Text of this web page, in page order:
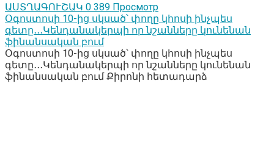
ԱՍՏՂԱԳՈՒՇԱԿ 0 389 Просмотр
Օգոստոսի 10-ից սկսած՝ փողը կհոսի ինչպես
գետը․․․Կենդանակերպի որ նշանները կունենան
ֆինանսական բում
Օգոստոսի 10-ից սկսած՝ փողը կհոսի ինչպես
գետը․․․Կենդանակերպի որ նշանները կունենան
ֆինանսական բում Քիրոնի հետադարձ